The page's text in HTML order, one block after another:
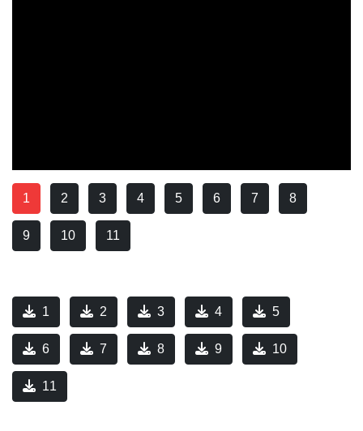
1 2 3 4 5 6 7 8
9 10 11
1 2 3 4 5
6 7 8 9 10
11